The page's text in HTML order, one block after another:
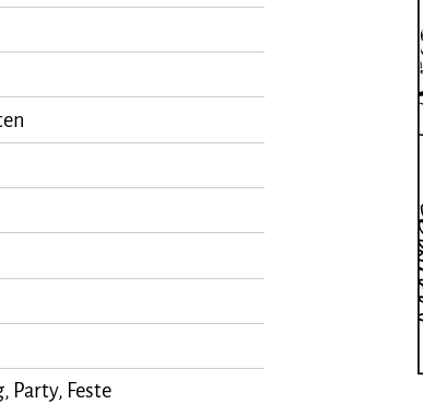
Party, Feste